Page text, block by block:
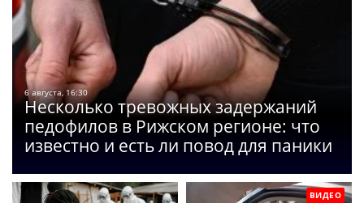
6 августа, 16:30
Несколько тревожных задержаний
педофилов в Рижском регионе: что
известно и есть ли повод для паники
ВИДЕО